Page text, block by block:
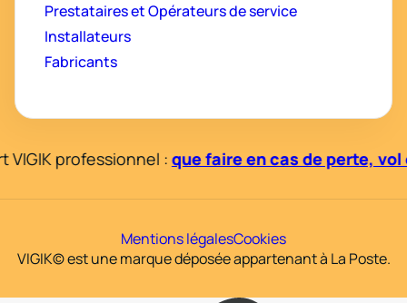
Prestataires et Opérateurs de service
Installateurs
Fabricants
professionnel : que faire en cas de perte, vol
VIGIK© est une marque déposée appartenant à La Poste.
Mentions légalesCookies